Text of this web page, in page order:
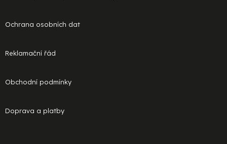
Ochrana osobních dat
Reklamační řád
Obchodní podmínky
Doprava a platby